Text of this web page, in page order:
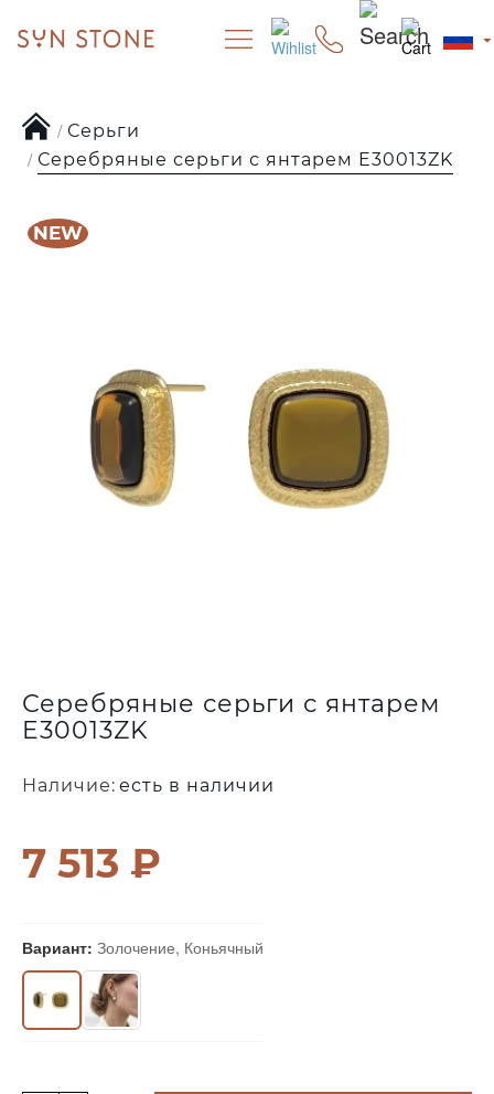
Серьги
Серебряные серьги с янтарем E30013ZK
NEW
Серебряные серьги с янтарем
E30013ZK
7 513 ₽
Вариант: Золочение, Коньячный
Наличие: есть в наличии